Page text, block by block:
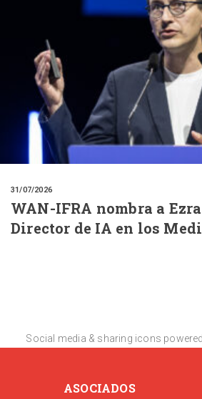
31/07/2026
WAN-IFRA nombra a
Director de IA en los
Social media & sharing icons
ASOCIADOS